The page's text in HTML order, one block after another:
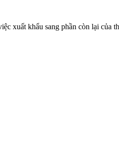
xuất khẩu sang phần còn lại